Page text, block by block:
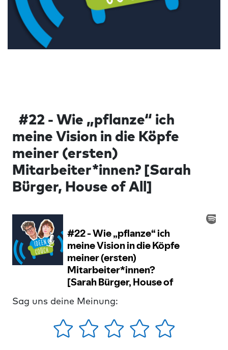
#22 - Wie „pflanze“ ich
meine Vision in die Köpfe
meiner (ersten)
Mitarbeiter*innen? [Sarah
Bürger, House of All]
Sag uns deine Meinung: